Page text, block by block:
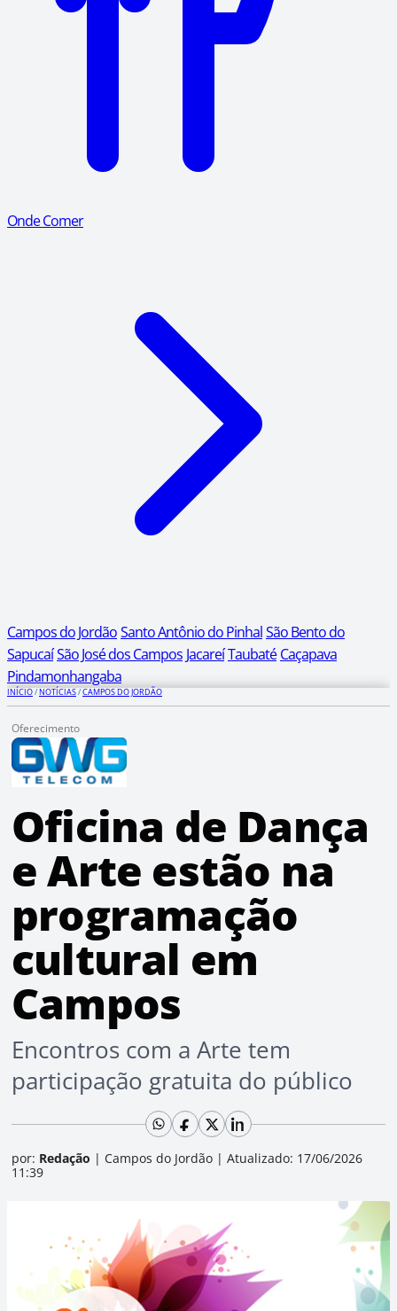
Onde Comer
Campos do JordãoSanto Antônio do PinhalSão Bento do
SapucaíSão José dos Campos JacareíTaubaté Caçapava
Pindamonhangaba
INÍCIO/NOTÍCIAS/CAMPOS DO JORDÃO
Oferecimento
Oficina de Dança
e Arte estão na
programação
cultural em
Campos
Encontros com a Arte tem
participação gratuita do público
por: Redação | Campos do Jordão | Atualizado: 17/06/2026
11:39